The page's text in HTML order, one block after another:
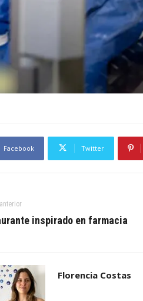
Facebook Twitter
inspirado en farmacia
Florencia Costas